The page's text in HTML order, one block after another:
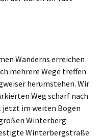
Wanderns erreichen
mehrere Wege treffen
herumstehen. Wir
Weg scharf nach
jetzt im weiten Bogen
Winterberg
Winterbergstraße